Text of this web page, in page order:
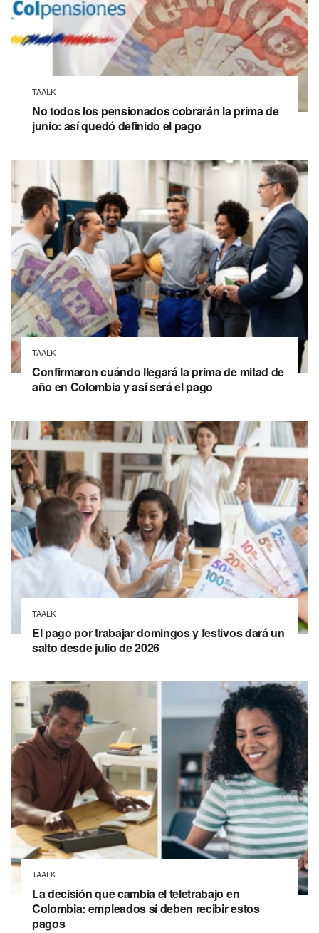
TAALK
No todos los pensionados cobrarán la prima de
junio: así quedó definido el pago
TAALK
Confirmaron cuándo llegará la prima de mitad de
año en Colombia y así será el pago
TAALK
El pago por trabajar domingos y festivos dará un
salto desde julio de 2026
TAALK
La decisión que cambia el teletrabajo en
Colombia: empleados sí deben recibir estos
pagos